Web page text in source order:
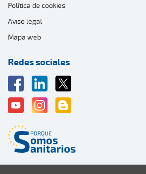
Política de cookies
Aviso legal
Mapa web
Redes sociales